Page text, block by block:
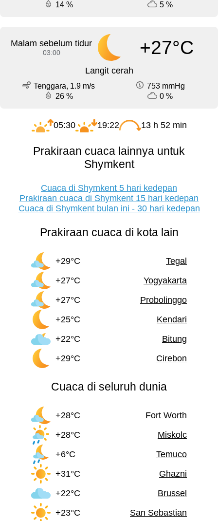
14 %
5 %
Malam sebelum tidur
03:00 +27°C
Langit cerah
Tenggara, 1.9 m/s
753 mmHg
26 %
0 %
05:30 19:22 13 h 52 min
Prakiraan cuaca lainnya untuk
Shymkent
Cuaca di Shymkent 5 hari kedepan
Prakiraan cuaca di Shymkent 15 hari kedepan
Cuaca di Shymkent bulan ini - 30 hari kedepan
Prakiraan cuaca di kota lain
+29°C
Tegal
+27°C
Yogyakarta
+27°C
Probolinggo
+25°C
Kendari
+22°C
Bitung
+29°C
Cirebon
Cuaca di seluruh dunia
+28°C
Fort Worth
+28°C
Miskolc
+6°C
Temuco
+31°C
Ghazni
+22°C
Brussel
+23°C
San Sebastian